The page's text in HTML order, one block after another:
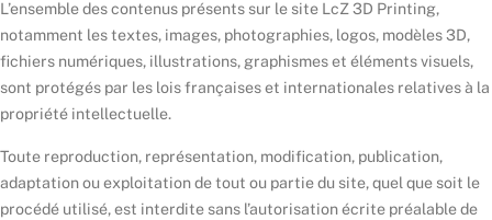
L’ensemble des contenus présents sur le site LcZ 3D Printing,
notamment les textes, images, photographies, logos, modèles 3D,
fichiers numériques, illustrations, graphismes et éléments visuels,
sont protégés par les lois françaises et internationales relatives à la
propriété intellectuelle.
Toute reproduction, représentation, modification, publication,
adaptation ou exploitation de tout ou partie du site, quel que soit le
procédé utilisé, est interdite sans l’autorisation écrite préalable de